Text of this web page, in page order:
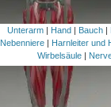
Unterarm | Hand | Bauch |
Nebenniere | Harnleiter und
Wirbelsäule|